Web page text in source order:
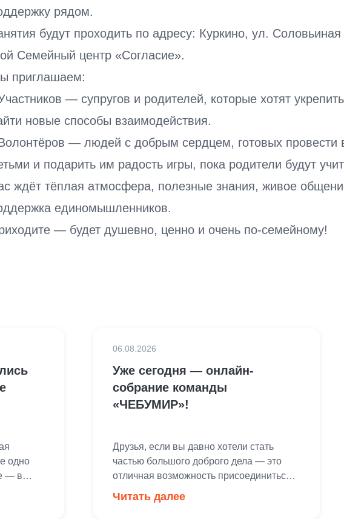
рядом.
будут проходить по адресу: Куркино, ул.
Семейный центр «Согласие».
приглашаем:
— супругов и родителей, которые хотят
новые способы взаимодействия.
— людей с добрым сердцем, готовых провести
и подарить им радость игры, пока родители будут
ждёт тёплая атмосфера, полезные знания, живое
единомышленников.
— будет душевно, ценно и очень по-семейному!
одно
— в
Уже сегодня — онлайн-
собрание команды
«ЧЕБУМИР»!
06.08.2026
Друзья, если вы давно хотели стать
частью большого доброго дела — это
отличная возможность присоединиться!
благотворительную
Читать далее